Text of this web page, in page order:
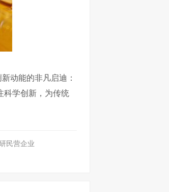
动能的非凡启迪：
科学创新，为传统
民营企业